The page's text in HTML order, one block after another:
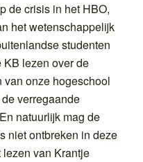
de crisis in het HBO,
het wetenschappelijk
studenten
KB lezen over de
onze hogeschool
verregaande
natuurlijk mag de
niet ontbreken in deze
van Krantje